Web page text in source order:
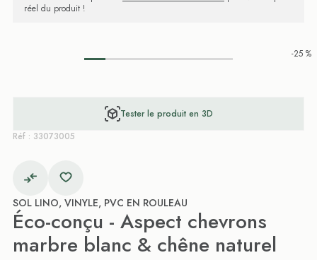
réel du produit !
-25 %
Tester le produit en 3D
Réf : 33073005
SOL LINO, VINYLE, PVC EN ROULEAU
Éco-conçu - Aspect chevrons
marbre blanc & chêne naturel